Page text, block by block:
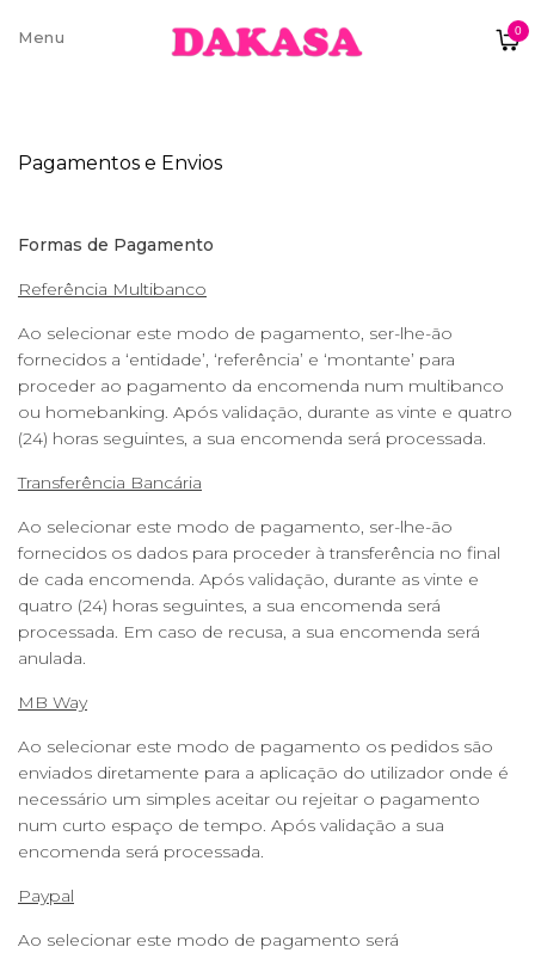
0
Sobre nós
Contatos e moradas
Pagamentos e Envios
Trocas e Devoluções
Termos e condições
Livro de Reclamações
Pagamentos e Envios
Formas de Pagamento
Referência Multibanco
Ao selecionar este modo de pagamento, ser-lhe-ão
fornecidos a ‘entidade’, ‘referência’ e ‘montante’ para
proceder ao pagamento da encomenda num multibanco
ou homebanking. Após validação, durante as vinte e quatro
(24) horas seguintes, a sua encomenda será processada.
Transferência Bancária
Ao selecionar este modo de pagamento, ser-lhe-ão
fornecidos os dados para proceder à transferência no final
de cada encomenda. Após validação, durante as vinte e
quatro (24) horas seguintes, a sua encomenda será
processada. Em caso de recusa, a sua encomenda será
anulada.
MB Way
Ao selecionar este modo de pagamento os pedidos são
enviados diretamente para a aplicação do utilizador onde é
necessário um simples aceitar ou rejeitar o pagamento
num curto espaço de tempo. Após validação a sua
encomenda será processada.
Paypal
Ao selecionar este modo de pagamento será